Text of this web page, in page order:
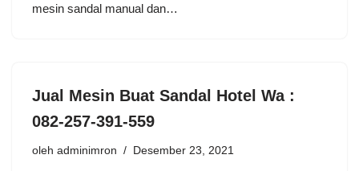
mesin sandal manual dan…
Jual Mesin Buat Sandal Hotel Wa :
082-257-391-559
oleh adminimron Desember 23, 2021